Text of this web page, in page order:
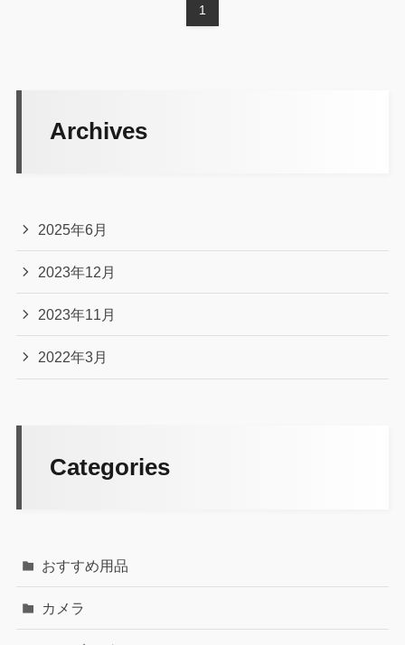
1
Archives
2025年6月
2023年12月
2023年11月
2022年3月
Categories
おすすめ用品
カメラ